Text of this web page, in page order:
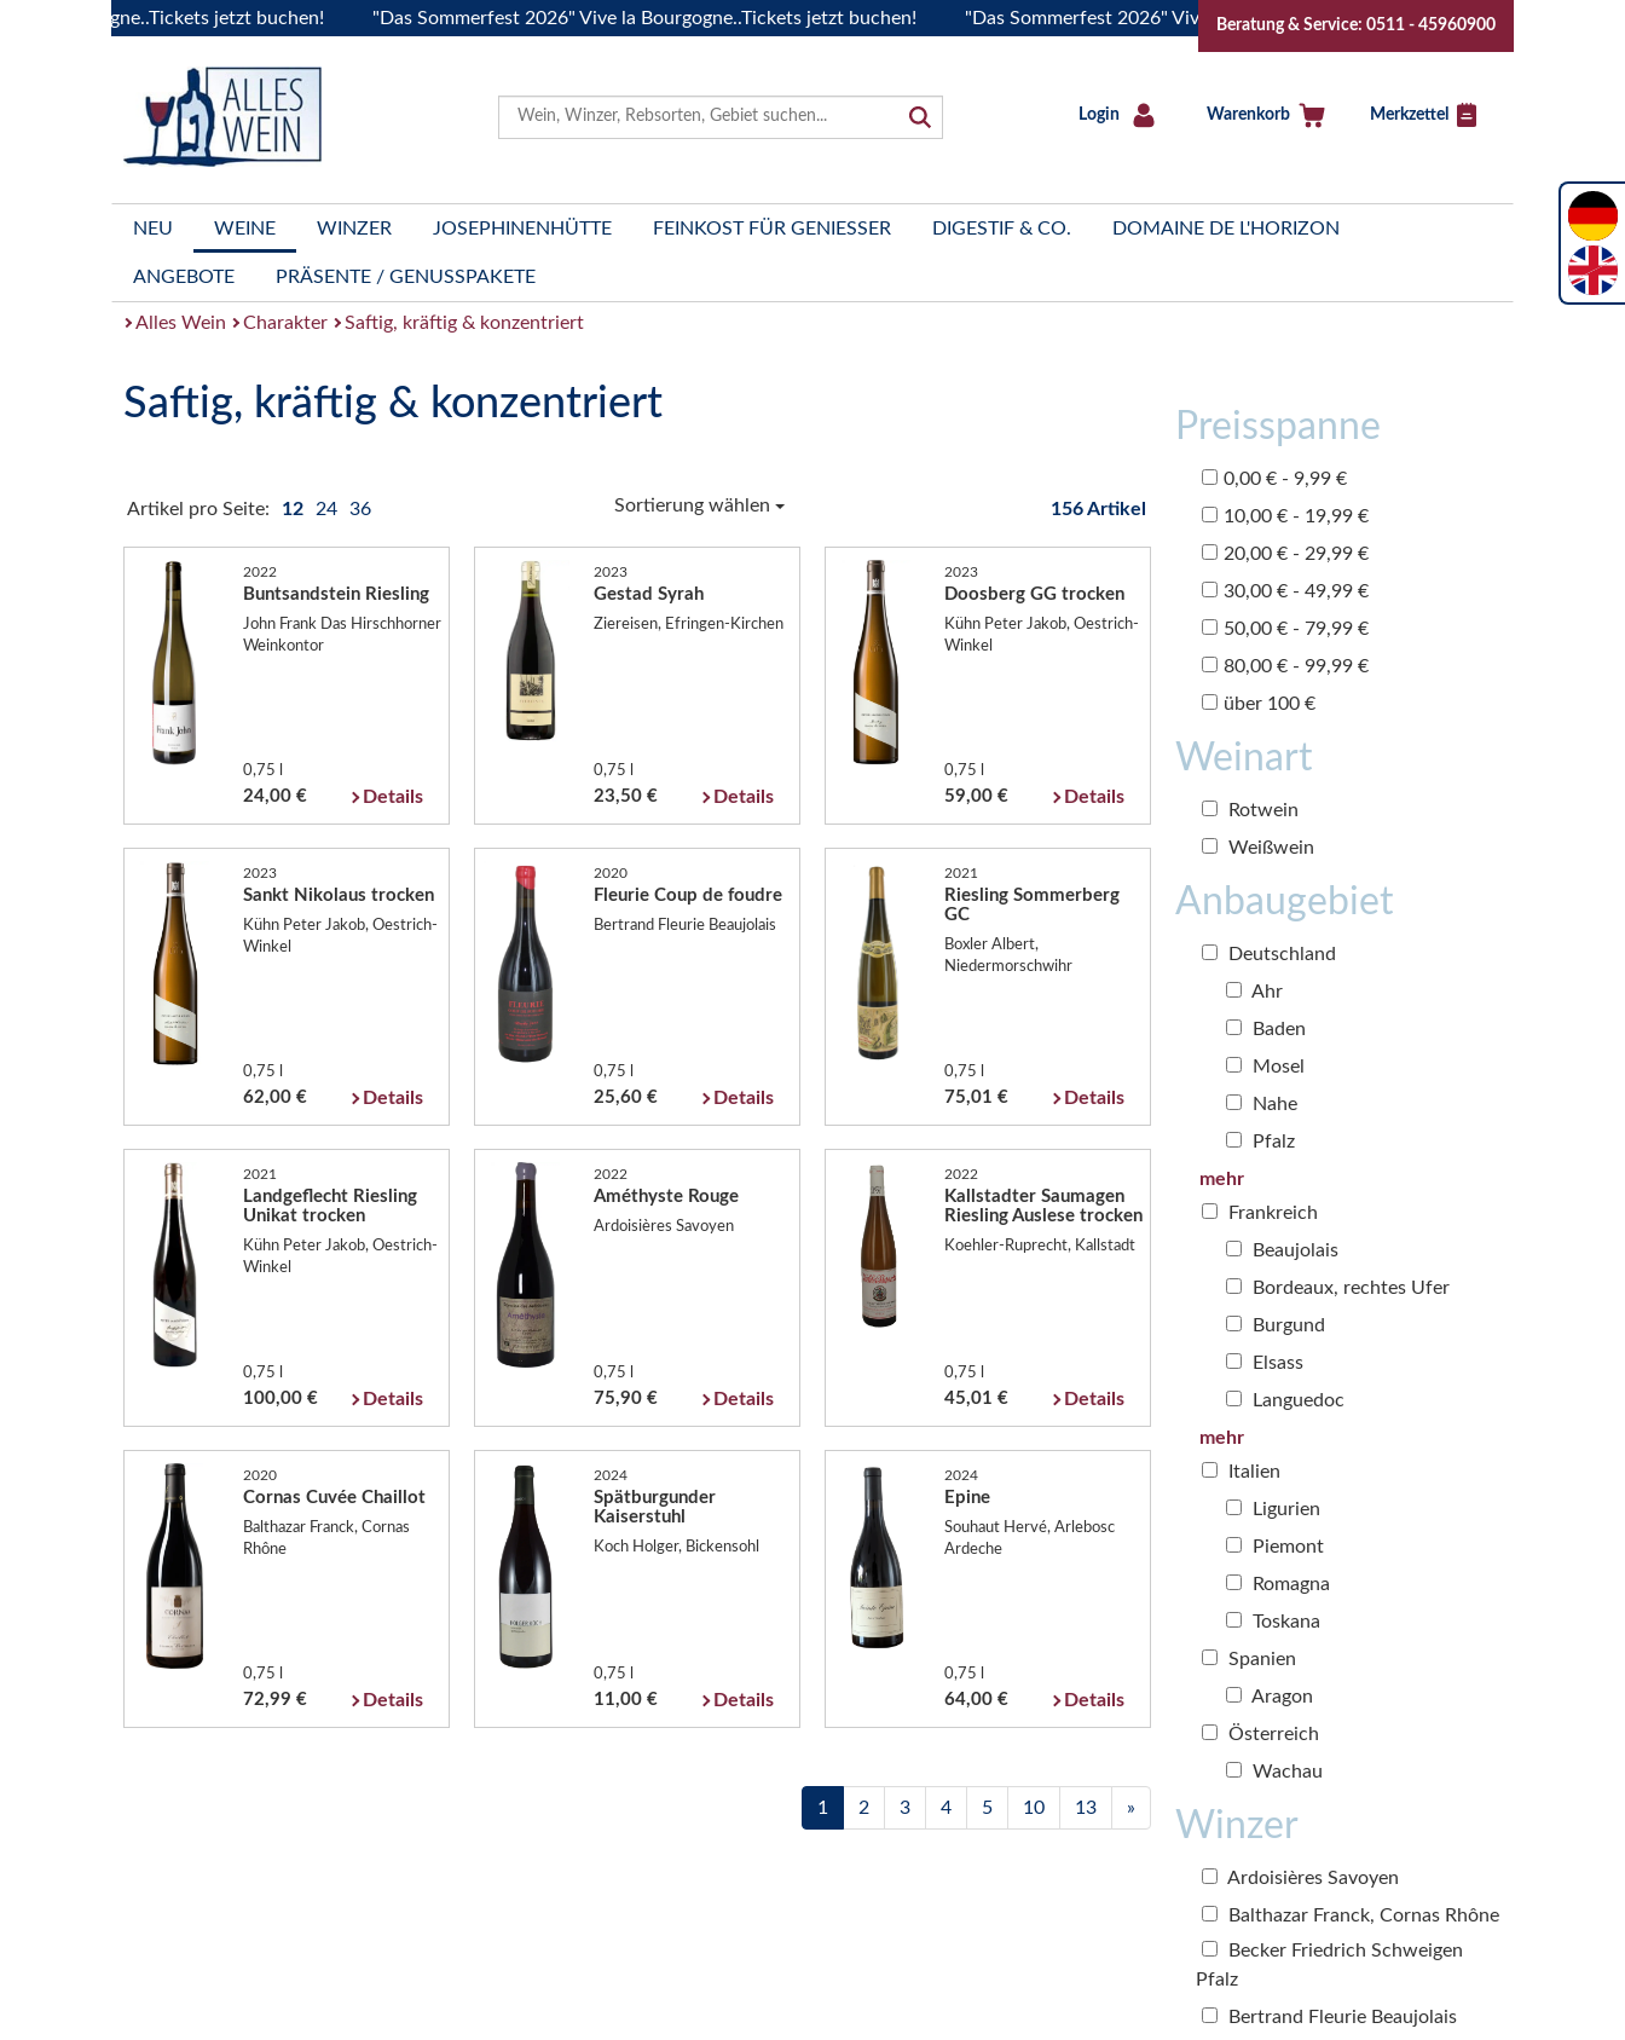
jetzt buchen! "Das Sommerfest 2026" Vive la Bourgogne..Tickets jetzt buchen! "Das Sommerfest 2026" Vive la Bourgogne..Tickets jetzt buchen!
Beratung & Service: 0511 - 45960900
Login Warenkorb Merkzettel
NEU WEINE WINZER JOSEPHINENHÜTTE FEINKOST FÜR GENIESSER DIGESTIF & CO. DOMAINE DE L'HORIZON
ANGEBOTE PRÄSENTE / GENUSSPAKETE
Alles Wein Charakter Saftig, kräftig & konzentriert
Saftig, kräftig & konzentriert
Artikel pro Seite: 12 24 36 Sortierung wählen 156 Artikel
2022
Buntsandstein Riesling
John Frank Das Hirschhorner
Weinkontor
0,75 l
24,00 € Details
2023
Gestad Syrah
Ziereisen, Efringen-Kirchen
0,75 l
23,50 € Details
2023
Doosberg GG trocken
Kühn Peter Jakob, Oestrich-
Winkel
0,75 l
59,00 € Details
2023
Sankt Nikolaus trocken
Kühn Peter Jakob, Oestrich-
Winkel
0,75 l
62,00 € Details
2020
Fleurie Coup de foudre
Bertrand Fleurie Beaujolais
0,75 l
25,60 € Details
2021
Riesling Sommerberg
GC
Boxler Albert,
Niedermorschwihr
0,75 l
75,01 € Details
2021
Landgeflecht Riesling
Unikat trocken
Kühn Peter Jakob, Oestrich-
Winkel
0,75 l
100,00 € Details
2022
Améthyste Rouge
Ardoisières Savoyen
0,75 l
75,90 € Details
2022
Kallstadter Saumagen
Riesling Auslese trocken
Koehler-Ruprecht, Kallstadt
0,75 l
45,01 € Details
2020
Cornas Cuvée Chaillot
Balthazar Franck, Cornas
Rhône
0,75 l
72,99 € Details
2024
Spätburgunder
Kaiserstuhl
Koch Holger, Bickensohl
0,75 l
11,00 € Details
2024
Epine
Souhaut Hervé, Arlebosc
Ardeche
0,75 l
64,00 € Details
1 2 3 4 5 10 13 »
Preisspanne
0,00 € - 9,99 €
10,00 € - 19,99 €
20,00 € - 29,99 €
30,00 € - 49,99 €
50,00 € - 79,99 €
80,00 € - 99,99 €
über 100 €
Weinart
Rotwein
Weißwein
Anbaugebiet
Deutschland
Ahr
Baden
Mosel
Nahe
Pfalz
mehr
Frankreich
Beaujolais
Bordeaux, rechtes Ufer
Burgund
Elsass
Languedoc
mehr
Italien
Ligurien
Piemont
Romagna
Toskana
Spanien
Aragon
Österreich
Wachau
Winzer
Ardoisières Savoyen
Balthazar Franck, Cornas Rhône
Becker Friedrich Schweigen
Pfalz
Bertrand Fleurie Beaujolais